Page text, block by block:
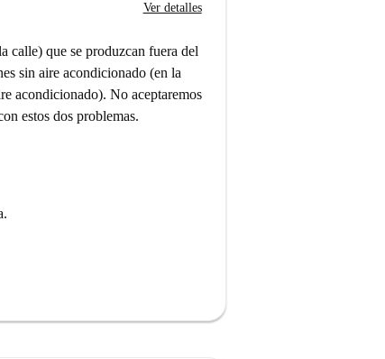
Ver detalles
calle) que se produzcan fuera del
sin aire acondicionado (en la
acondicionado). No aceptaremos
estos dos problemas.